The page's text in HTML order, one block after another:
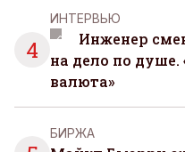
4
ИНТЕРВЬЮ
Инженер
на дело по душе.
валюта»
БИРЖА